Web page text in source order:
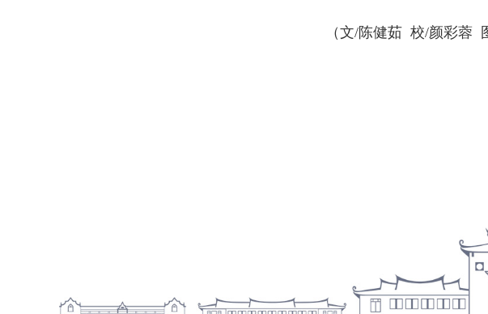
（文/陈健茹 校/颜彩蓉